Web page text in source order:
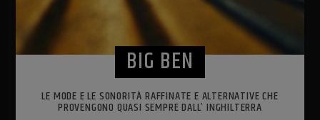
BIG BEN
LE MODE E LE SONORITÀ RAFFINATE E ALTERNATIVE CHE
PROVENGONO QUASI SEMPRE DALL’ INGHILTERRA